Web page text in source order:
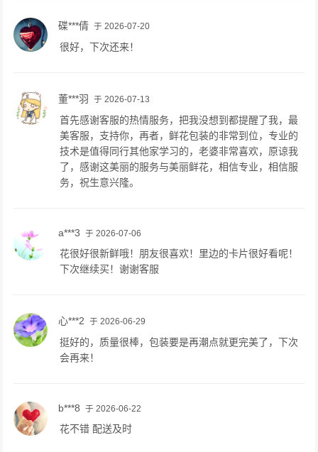
碟***倩 于 2026-07-20
很好，下次还来！
董***羽 于 2026-07-13
首先感谢客服的热情服务，把我没想到都提醒了我，最
美客服，支持你，再者，鲜花包装的非常到位，专业的
技术是值得同行其他家学习的，老婆非常喜欢，原谅我
了，感谢这美丽的服务与美丽鲜花，相信专业，相信服
务，祝生意兴隆。
a***3 于 2026-07-06
花很好很新鲜哦！朋友很喜欢！里边的卡片很好看呢！
下次继续买！谢谢客服
心***2 于 2026-06-29
挺好的，质量很棒，包装要是再潮点就更完美了，下次
会再来！
b***8 于 2026-06-22
花不错 配送及时